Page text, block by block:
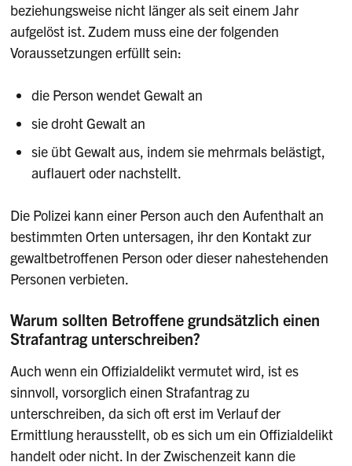
beziehungsweise nicht länger als seit einem Jahr
aufgelöst ist. Zudem muss eine der folgenden
Voraussetzungen erfüllt sein:
die Person wendet Gewalt an
sie droht Gewalt an
sie übt Gewalt aus, indem sie mehrmals belästigt,
auflauert oder nachstellt.
Die Polizei kann einer Person auch den Aufenthalt an
bestimmten Orten untersagen, ihr den Kontakt zur
gewaltbetroffenen Person oder dieser nahestehenden
Personen verbieten.
Warum sollten Betroffene grundsätzlich einen
Strafantrag unterschreiben?
Auch wenn ein Offizialdelikt vermutet wird, ist es
sinnvoll, vorsorglich einen Strafantrag zu
unterschreiben, da sich oft erst im Verlauf der
Ermittlung herausstellt, ob es sich um ein Offizialdelikt
handelt oder nicht. In der Zwischenzeit kann die